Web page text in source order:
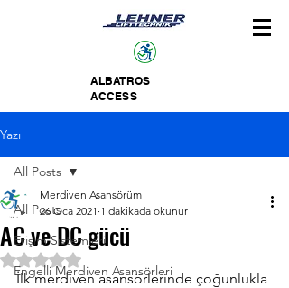
ALBATROS
ACCESS
Yazı
All Posts
Erişim Sistemleri
Engelli Merdiven Asansörleri
All Posts
AC ve DC gücü
Merdiven Asansörüm
26 Oca 2021 1 dakikada okunur
5 üzerinden NaN yıldız
İlk merdiven asansörlerinde çoğunlukla